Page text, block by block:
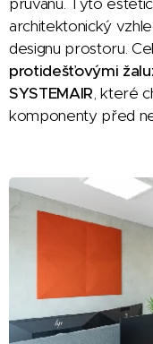
architektonický
designu prostoru.
protidešťovými
SYSTEMAIR, které
komponenty před